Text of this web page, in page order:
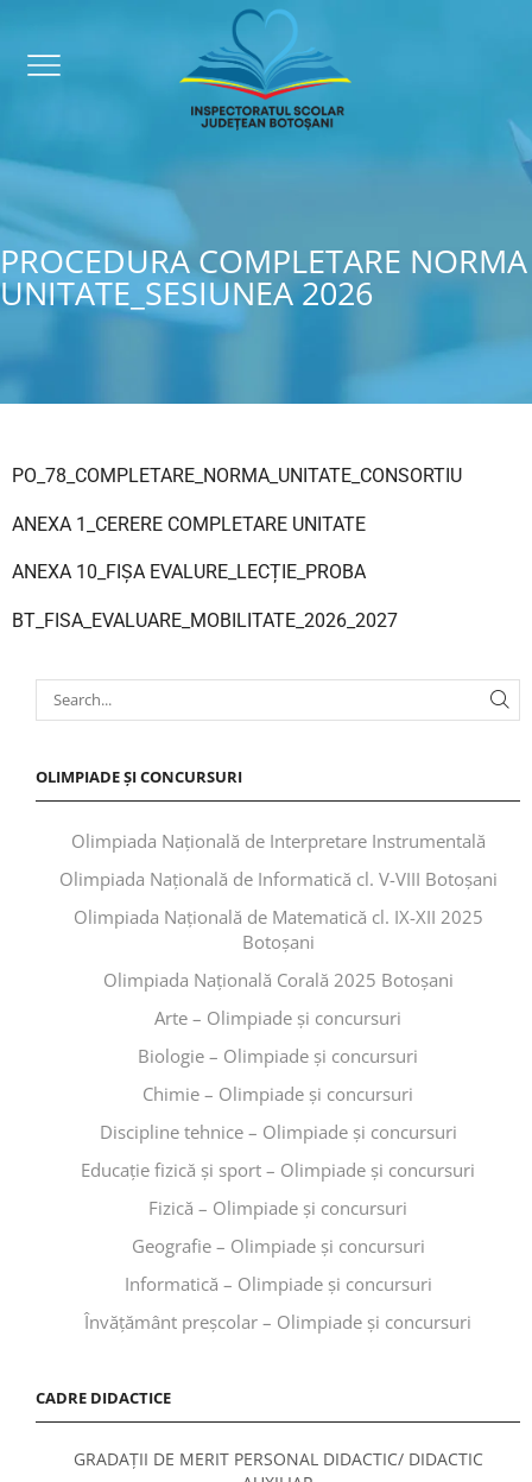
PROCEDURA COMPLETARE NORMA
UNITATE_SESIUNEA 2026
PO_78_COMPLETARE_NORMA_UNITATE_CONSORTIU
ANEXA 1_CERERE COMPLETARE UNITATE
ANEXA 10_FIȘA EVALURE_LECȚIE_PROBA
BT_FISA_EVALUARE_MOBILITATE_2026_2027
OLIMPIADE ȘI CONCURSURI
Olimpiada Națională de Interpretare Instrumentală
Olimpiada Națională de Informatică cl. V-VIII Botoșani
Olimpiada Națională de Matematică cl. IX-XII 2025
Botoșani
Olimpiada Națională Corală 2025 Botoșani
Arte – Olimpiade și concursuri
Biologie – Olimpiade și concursuri
Chimie – Olimpiade și concursuri
Discipline tehnice – Olimpiade și concursuri
Educaţie fizică şi sport – Olimpiade și concursuri
Fizică – Olimpiade și concursuri
Geografie – Olimpiade și concursuri
Informatică – Olimpiade și concursuri
Învăţământ preşcolar – Olimpiade și concursuri
CADRE DIDACTICE
GRADAȚII DE MERIT PERSONAL DIDACTIC/ DIDACTIC